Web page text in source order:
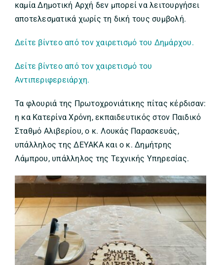
καμία Δημοτική Αρχή δεν μπορεί να λειτουργήσει
αποτελεσματικά χωρίς τη δική τους συμβολή.
Δείτε βίντεο από τον χαιρετισμό του Δημάρχου.
Δείτε βίντεο από τον χαιρετισμό του
Αντιπεριφερειάρχη.
Τα φλουριά της Πρωτοχρονιάτικης πίτας κέρδισαν:
η κα Κατερίνα Χρόνη, εκπαιδευτικός στον Παιδικό
Σταθμό Αλιβερίου, ο κ. Λουκάς Παρασκευάς,
υπάλληλος της ΔΕΥΑΚΑ και ο κ. Δημήτρης
Λάμπρου, υπάλληλος της Τεχνικής Υπηρεσίας.